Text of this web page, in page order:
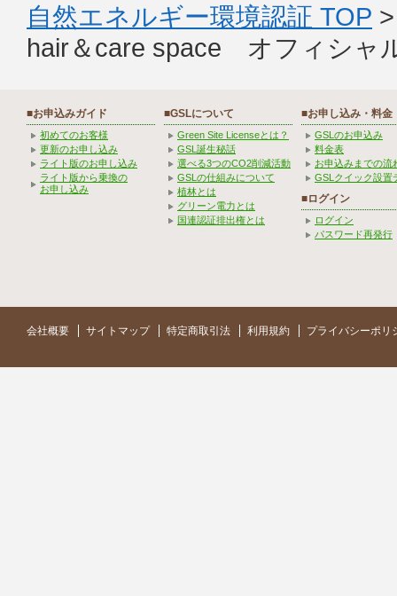
自然エネルギー環境認証 TOP
hair＆care space オフィシャ
■お申込みガイド
初めてのお客様
更新のお申し込み
ライト版のお申し込み
ライト版から乗換の
お申し込み
■GSLについて
Green Site Licenseとは？
GSL誕生秘話
選べる3つのCO2削減活動
GSLの仕組みについて
植林とは
グリーン電力とは
国連認証排出権とは
■お申し込み・料金
GSLのお申込み
料金表
お申込みまでの流
GSLクイック設置
■ログイン
ログイン
パスワード再発行
会社概要 サイトマップ 特定商取引法 利用規約 プライバシーポリ